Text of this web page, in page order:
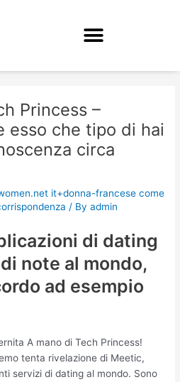
Princess –
esso che tipo di hai
circa
it+donna-francese come
/ Byadmin
di dating
note al mondo,
ad esempio
A mano di Tech Princess!
tenta rivelazione di Meetic,
servizi di dating al mondo. Sono